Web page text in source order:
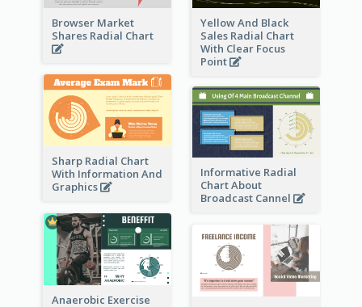
Browser Market
Shares Radial Chart
Yellow And Black
Sales Radial Chart
With Clear Focus
Point
Sharp Radial Chart
With Information And
Graphics
Informative Radial
Chart About
Broadcast Cannel
Anaerobic Exercise